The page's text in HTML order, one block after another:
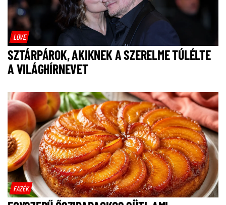
LOVE
SZTÁRPÁROK, AKIKNEK A SZERELME TÚLÉLTE
A VILÁGHÍRNEVET
FAZÉK